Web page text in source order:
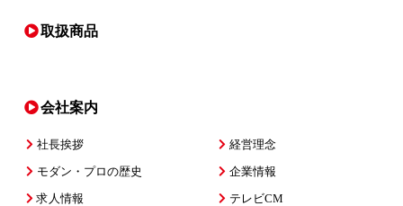
取扱商品
会社案内
社長挨拶
モダン・プロの歴史
求人情報
経営理念
企業情報
テレビCM